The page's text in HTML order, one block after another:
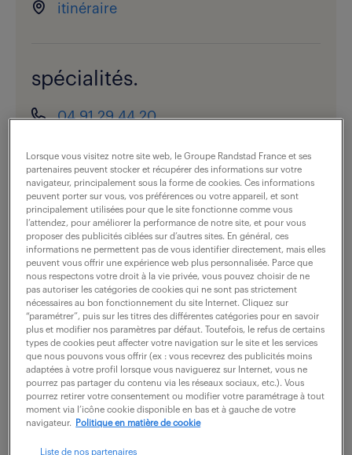
itinéraire
spécialités.
04 91 29 44 20
finance(8 offres)
04 91 29 44 20
nous contacter
nous contacter
horaires.
fermé
voir les horaires
Lorsque vous visitez notre site web, le Groupe Randstad France et ses
partenaires peuvent stocker et récupérer des informations sur votre
navigateur, principalement sous la forme de cookies. Ces informations
peuvent porter sur vous, vos préférences ou votre appareil, et sont
principalement utilisées pour que le site fonctionne comme vous
l’attendez, pour améliorer la performance de notre site, et pour vous
proposer des publicités ciblées sur d’autres sites. En général, ces
informations ne permettent pas de vous identifier directement, mais elles
peuvent vous offrir une expérience web plus personnalisée. Parce que
nous respectons votre droit à la vie privée, vous pouvez choisir de ne
pas autoriser les catégories de cookies qui ne sont pas strictement
nécessaires au bon fonctionnement du site Internet. Cliquez sur
“paramétrer”, puis sur les titres des différentes catégories pour en savoir
plus et modifier nos paramètres par défaut. Toutefois, le refus de certains
types de cookies peut affecter votre navigation sur le site et les services
que nous pouvons vous offrir (ex : vous recevrez des publicités moins
adaptées à votre profil lorsque vous naviguerez sur Internet, vous ne
pourrez pas partager du contenu via les réseaux sociaux, etc.). Vous
pourrez retirer votre consentement ou modifier votre paramétrage à tout
moment via l’icône cookie disponible en bas et à gauche de votre
navigateur.
Politique en matière de cookie
Liste de nos partenaires